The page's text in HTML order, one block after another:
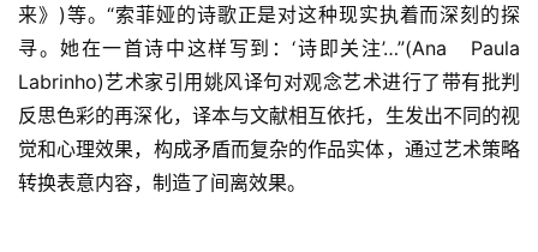
来》)等。“索菲娅的诗歌正是对这种现实执着而深刻的探
寻。她在一首诗中这样写到：‘诗即关注’…”(Ana   Paula
Labrinho)艺术家引用姚风译句对观念艺术进行了带有批判
反思色彩的再深化，译本与文献相互依托，生发出不同的视
觉和心理效果，构成矛盾而复杂的作品实体，通过艺术策略
转换表意内容，制造了间离效果。